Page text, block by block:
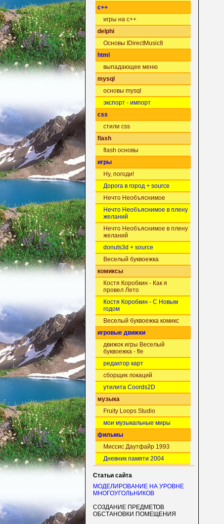
c++
игры на c++
delphi
Основы IDirectMusic8
html
выпадающее меню
mysql
основы mysql
экспорт - импорт
css
стили css
flash
flash основы
игры
Ну, погоди!
Дорога в город + source
Нечто Необъяснимое
Нечто Необъяснимое в плену
желаний
Нечто Необъяснимое в плену
желаний
donuts3d + source
Веселый буквоежка
комиксы
Костя Коробкин - Как я
провел Лето
Костя Коробкин - С Новым
годом
Веселый буквоежка комикс
игровые движки
движок игры Веселый
буквоежка - fle
редактор карт
сборщик локаций
утилита Coords2D
музыка
Fruity Loops Studio
мои музыкальные миры
фильмы
Миссис Даутфайр 1993
Дневник памяти 2004
Статьи сайта
МОДЕЛИРОВАНИЕ НА УРОВНЕ
МНОГОУГОЛЬНИКОВ
СОЗДАНИЕ ПРЕДМЕТОВ
ОБСТАНОВКИ ПОМЕЩЕНИЯ